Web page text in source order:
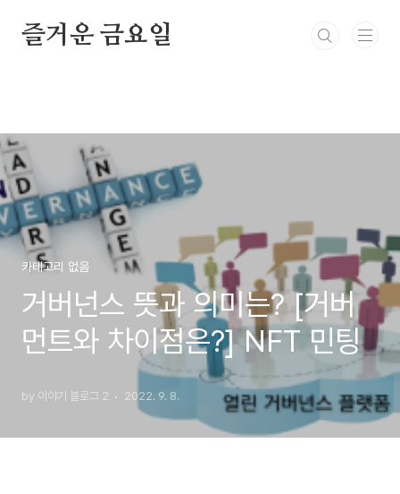
즐거운 금요일
카테고리 없음
거버넌스 뜻과 의미는? [거버
먼트와 차이점은?] NFT 민팅
by 이야기 블로그 2 2022. 9. 8.